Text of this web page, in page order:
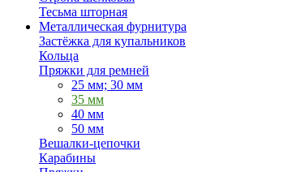
Тесьма шторная
Металлическая фурнитура
Застёжка для купальников
Кольца
Пряжки для ремней
25 мм; 30 мм
35 мм
40 мм
50 мм
Вешалки-цепочки
Карабины